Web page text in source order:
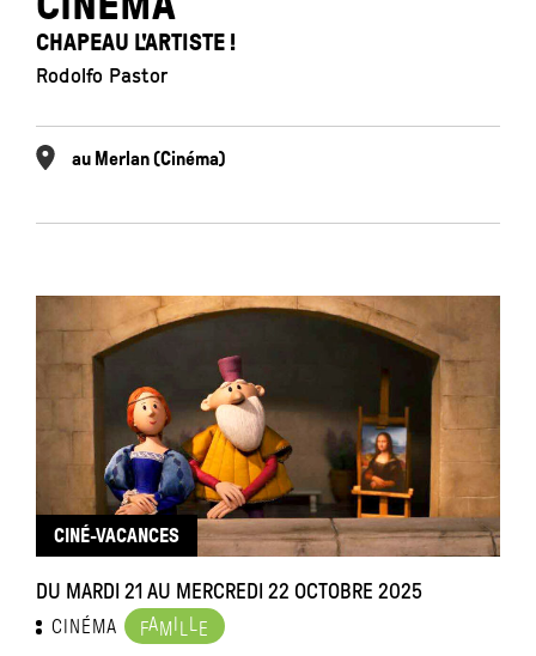
CHAPEAU L'ARTISTE !
Rodolfo Pastor
au Merlan (Cinéma)
CINÉ-VACANCES
DU MARDI 21 AU MERCREDI 22 OCTOBRE 2025
CINÉMA FAM LE